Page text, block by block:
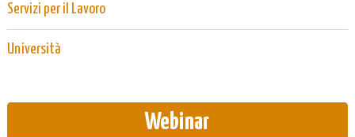
Servizi per il Lavoro
Università
Webinar